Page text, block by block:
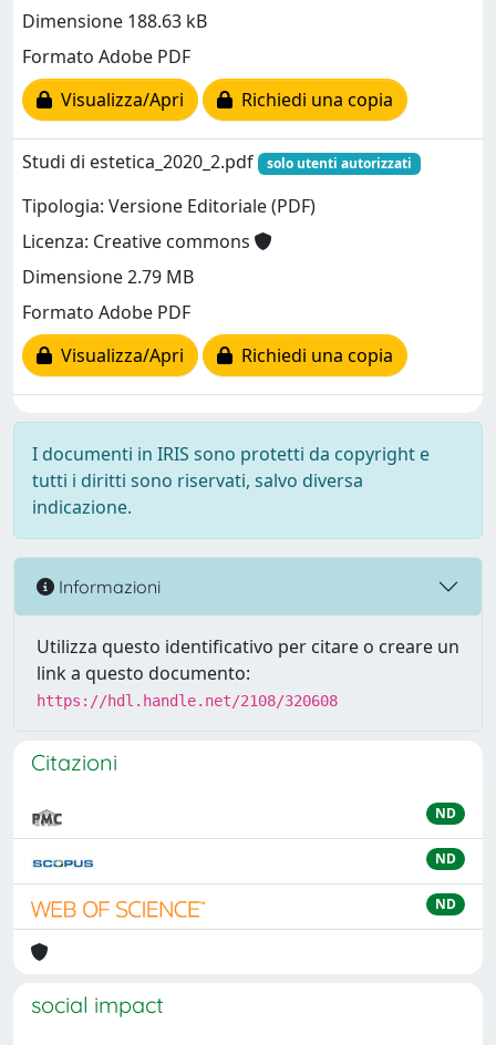
Dimensione 188.63 kB
Formato Adobe PDF
Visualizza/Apri
Richiedi una copia
Studi di estetica_2020_2.pdf solo utenti autorizzati
Tipologia: Versione Editoriale (PDF)
Licenza: Creative commons
Dimensione 2.79 MB
Formato Adobe PDF
Visualizza/Apri
Richiedi una copia
I documenti in IRIS sono protetti da copyright e
tutti i diritti sono riservati, salvo diversa
indicazione.
Informazioni
Utilizza questo identificativo per citare o creare un
link a questo documento:
https://hdl.handle.net/2108/320608
Citazioni
ND
ND
ND
social impact